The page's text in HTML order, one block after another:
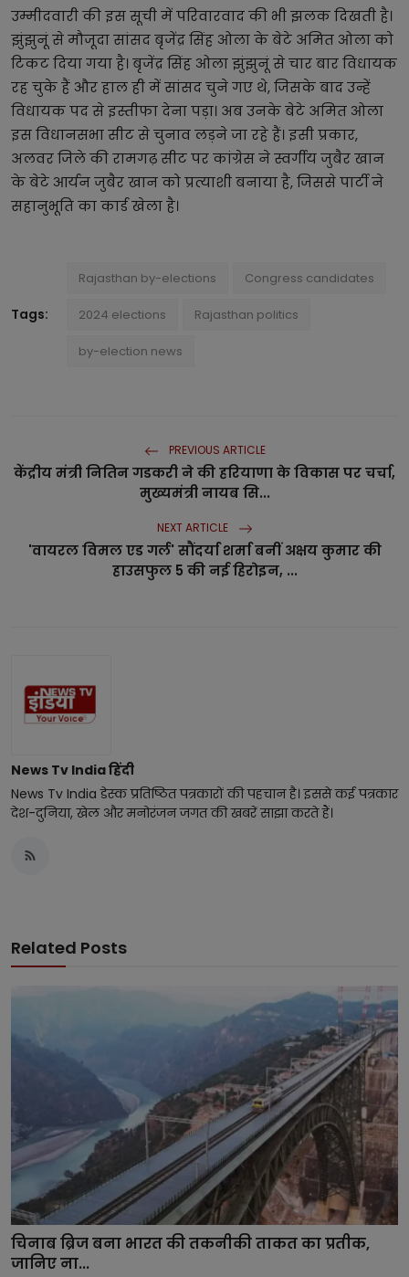
उम्मीदवारी की इस सूची में परिवारवाद की भी झलक दिखती है।
झुंझुनूं से मौजूदा सांसद बृजेंद्र सिंह ओला के बेटे अमित ओला को
टिकट दिया गया है। बृजेंद्र सिंह ओला झुंझुनूं से चार बार विधायक
रह चुके हैं और हाल ही में सांसद चुने गए थे, जिसके बाद उन्हें
विधायक पद से इस्तीफा देना पड़ा। अब उनके बेटे अमित ओला
इस विधानसभा सीट से चुनाव लड़ने जा रहे हैं। इसी प्रकार,
अलवर जिले की रामगढ़ सीट पर कांग्रेस ने स्वर्गीय जुबैर खान
के बेटे आर्यन जुबैर खान को प्रत्याशी बनाया है, जिससे पार्टी ने
सहानुभूति का कार्ड खेला है।
Tags:
Rajasthan by-elections Congress candidates
2024 elections Rajasthan politics
by-election news
PREVIOUS ARTICLE
केंद्रीय मंत्री नितिन गडकरी ने की हरियाणा के विकास पर चर्चा,
मुख्यमंत्री नायब सि...
NEXT ARTICLE
'वायरल विमल एड गर्ल' सौंदर्या शर्मा बनीं अक्षय कुमार की
हाउसफुल 5 की नई हिरोइन, ...
News Tv India हिंदी
News Tv India डेस्क प्रतिष्ठित पत्रकारों की पहचान है। इससे कई पत्रकार
देश-दुनिया, खेल और मनोरंजन जगत की खबरें साझा करते हैं।
Related Posts
चिनाब ब्रिज बना भारत की तकनीकी ताकत का प्रतीक,
जानिए ना...